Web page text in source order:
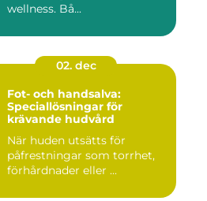
wellness. Bå...
02. dec
Fot- och handsalva:
Speciallösningar för
krävande hudvård
När huden utsätts för
påfrestningar som torrhet,
förhårdnader eller ...